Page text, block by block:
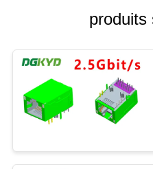
CITATION
SITEMAP
POLITIQUE
EN
produits